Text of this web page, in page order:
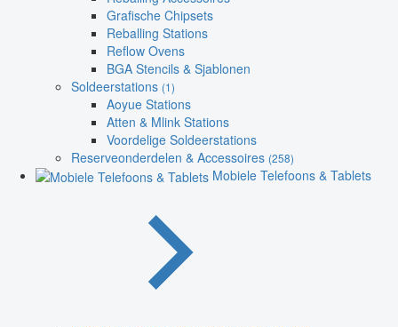
Grafische Chipsets
Reballing Stations
Reflow Ovens
BGA Stencils & Sjablonen
Soldeerstations (1)
Aoyue Stations
Atten & Mlink Stations
Voordelige Soldeerstations
Reserveonderdelen & Accessoires (258)
Mobiele Telefoons & Tablets